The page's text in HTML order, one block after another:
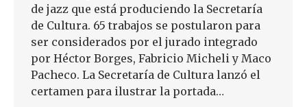
de jazz que está produciendo la Secretaría
de Cultura. 65 trabajos se postularon para
ser considerados por el jurado integrado
por Héctor Borges, Fabricio Micheli y Maco
Pacheco. La Secretaría de Cultura lanzó el
certamen para ilustrar la portada…